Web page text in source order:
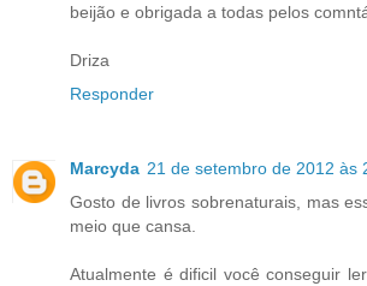
beijão e obrigada a todas pelos
Driza
Responder
Marcyda 21 de setembro de 2012 às
Gosto de livros sobrenaturais, mas
meio que cansa.
Atualmente é dificil você conseguir